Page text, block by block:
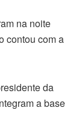
na noite
contou com a
da
a base